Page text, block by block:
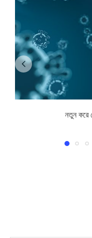
নতুন করে